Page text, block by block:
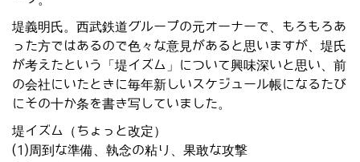
堤義明氏。西武鉄道グループの元オーナーで、もろもろあ
った方ではあるので色々な意見があると思いますが、堤氏
が考えたという「堤イズム」について興味深いと思い、前
の会社にいたときに毎年新しいスケジュール帳になるたび
にその十か条を書き写していました。
堤イズム（ちょっと改定）
(1)周到な準備、執念の粘り、果敢な攻撃